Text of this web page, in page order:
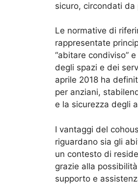
sicuro, circondati
Le normative di
rappresentate
“abitare condiviso”
degli spazi e dei
aprile 2018 ha
per anziani,
e la sicurezza degli
I vantaggi del
riguardano sia gli
un contesto di
grazie alla
supporto e